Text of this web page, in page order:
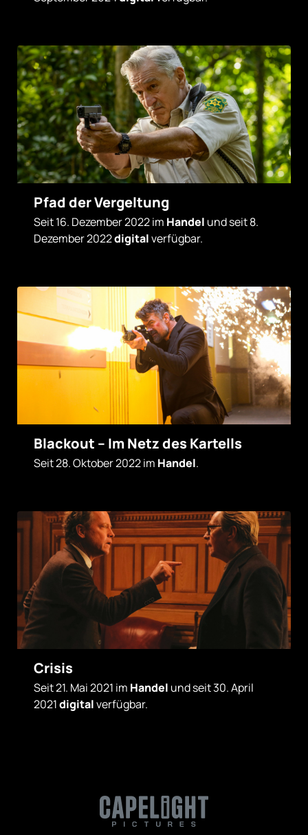
Pfad der Vergeltung
Seit 16. Dezember 2022 im Handel und seit 8.
Dezember 2022digitalverfügbar.
Blackout – Im Netz des Kartells
Seit 28. Oktober 2022 im Handel.
Crisis
Seit 21. Mai 2021 im Handel und seit 30. April
2021digitalverfügbar.